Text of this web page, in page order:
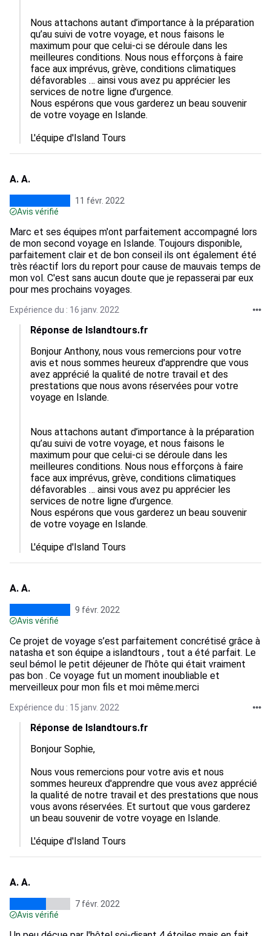
Nous attachons autant d’importance à la préparation
qu’au suivi de votre voyage, et nous faisons le
maximum pour que celui-ci se déroule dans les
meilleures conditions. Nous nous efforçons à faire
face aux imprévus, grève, conditions climatiques
défavorables … ainsi vous avez pu apprécier les
services de notre ligne d’urgence.
Nous espérons que vous garderez un beau souvenir
de votre voyage en Islande.
L'équipe d'Island Tours
A. A.
11 févr. 2022
Avis vérifié
Marc et ses équipes m'ont parfaitement accompagné lors
de mon second voyage en Islande. Toujours disponible,
parfaitement clair et de bon conseil ils ont également été
très réactif lors du report pour cause de mauvais temps de
mon vol. C'est sans aucun doute que je repasserai par eux
pour mes prochains voyages.
Expérience du : 16 janv. 2022
Réponse de Islandtours.fr
Bonjour Anthony, nous vous remercions pour votre
avis et nous sommes heureux d'apprendre que vous
avez apprécié la qualité de notre travail et des
prestations que nous avons réservées pour votre
voyage en Islande.
Nous attachons autant d’importance à la préparation
qu’au suivi de votre voyage, et nous faisons le
maximum pour que celui-ci se déroule dans les
meilleures conditions. Nous nous efforçons à faire
face aux imprévus, grève, conditions climatiques
défavorables … ainsi vous avez pu apprécier les
services de notre ligne d’urgence.
Nous espérons que vous garderez un beau souvenir
de votre voyage en Islande.
L'équipe d'Island Tours
A. A.
9 févr. 2022
Avis vérifié
Ce projet de voyage s’est parfaitement concrétisé grâce à
natasha et son équipe a islandtours , tout a été parfait. Le
seul bémol le petit déjeuner de l’hôte qui était vraiment
pas bon . Ce voyage fut un moment inoubliable et
merveilleux pour mon fils et moi même.merci
Expérience du : 15 janv. 2022
Réponse de Islandtours.fr
Bonjour Sophie,
Nous vous remercions pour votre avis et nous
sommes heureux d'apprendre que vous avez apprécié
la qualité de notre travail et des prestations que nous
vous avons réservées. Et surtout que vous garderez
un beau souvenir de votre voyage en Islande.
L'équipe d'Island Tours
A. A.
7 févr. 2022
Avis vérifié